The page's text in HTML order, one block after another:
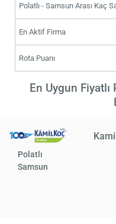
Polatlı - Samsun Arası Kaç
En Aktif Firma
Rota Puanı
En Uygun
Polatlı
Samsun